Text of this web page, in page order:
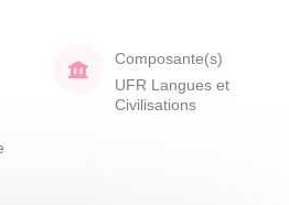
Composante(s)
UFR Langues et
Civilisations